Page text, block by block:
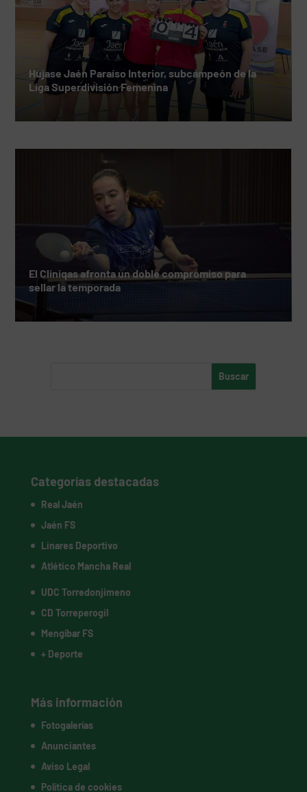
Hujase Jaén Paraíso Interior, subcampeón de la
Liga Superdivisión Femenina
El Cliniqas afronta un doble compromiso para
sellar la temporada
Categorías destacadas
Real Jaén
Jaén FS
Linares Deportivo
Atlético Mancha Real
UDC Torredonjimeno
CD Torreperogil
Mengíbar FS
+ Deporte
Más información
Fotogalerías
Anunciantes
Aviso Legal
Política de cookies